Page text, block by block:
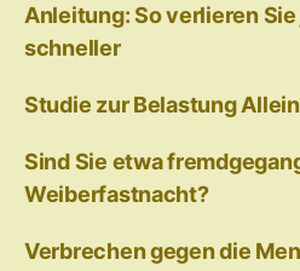
Anleitung: So verlieren
schneller
Studie zur Belastung
Sind Sie etwa
Weiberfastnacht?
Verbrechen gegen die